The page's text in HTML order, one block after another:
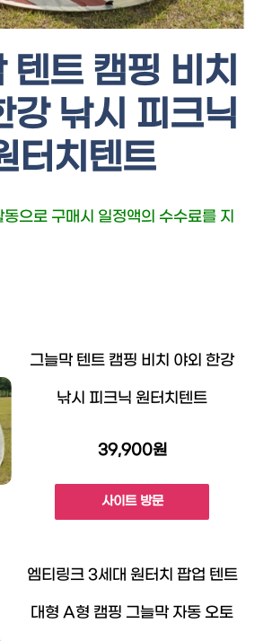
텐트 캠핑 비치
강 낚시 피크닉
터치텐트
으로 구매시 일정액의 수수료를 지
그늘막 텐트 캠핑 비치 야외 한강
낚시 피크닉 원터치텐트
39,900원
사이트 방문
엠티링크 3세대 원터치 팝업 텐트
대형 A형 캠핑 그늘막 자동 오토